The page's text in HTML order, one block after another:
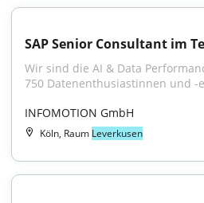
SAP Senior Consultant im
Wir sind die AI & Data
750 Datenenthusiastinnen und -
INFOMOTION GmbH
Köln, Raum Leverkusen